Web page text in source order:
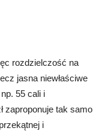
rozdzielczość na
jasna niewłaściwe
55 cali i
zaproponuje tak samo
i